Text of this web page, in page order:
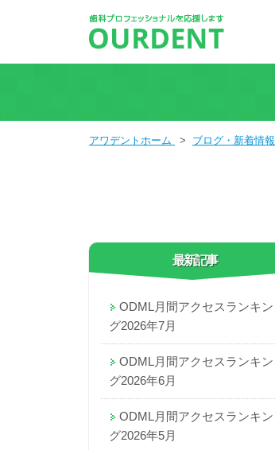
アワデントホーム > ブログ・新着情報
最新記事
ODML月間アクセスランキン
グ2026年7月
ODML月間アクセスランキン
グ2026年6月
ODML月間アクセスランキン
グ2026年5月